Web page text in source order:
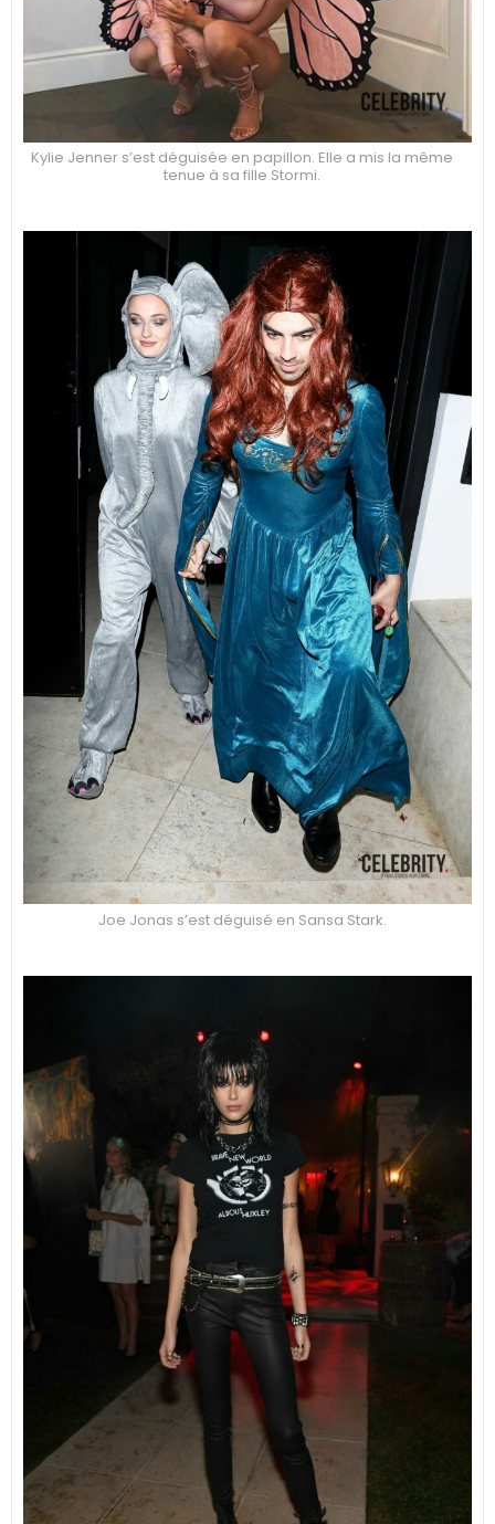
Kylie Jenner s’est déguisée en papillon. Elle a mis la même
tenue à sa fille Stormi.
Joe Jonas s’est déguisé en Sansa Stark.